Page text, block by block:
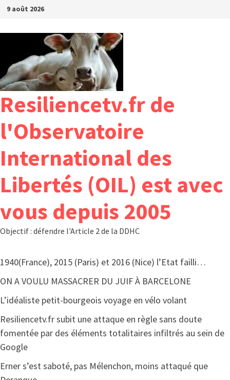
Passer
contenu
9 août 2026
Resiliencetv.fr de
l'Observatoire
International des
Libertés (OIL) est avec
vous depuis 2005
Objectif : défendre l'Article 2 de la DDHC
1940(France), 2015 (Paris) et 2016 (Nice) l’Etat failli…
ON A VOULU MASSACRER DU JUIF À BARCELONE
L’idéaliste petit-bourgeois voyage en vélo volant
Resiliencetv.fr subit une attaque en règle sans doute
fomentée par des éléments totalitaires infiltrés au sein de
Google
Erner s’est saboté, pas Mélenchon, moins attaqué que